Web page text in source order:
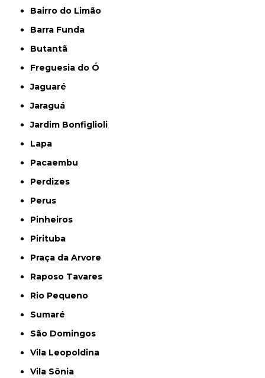
Bairro do Limão
Barra Funda
Butantã
Freguesia do Ó
Jaguaré
Jaraguá
Jardim Bonfiglioli
Lapa
Pacaembu
Perdizes
Perus
Pinheiros
Pirituba
Praça da Arvore
Raposo Tavares
Rio Pequeno
Sumaré
São Domingos
Vila Leopoldina
Vila Sônia